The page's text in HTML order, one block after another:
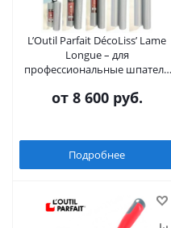
L’Outil Parfait DécoLiss’ Lame
Longue – для
профессиональные шпатели
финишных работ
от 8 600 руб.
Подробнее